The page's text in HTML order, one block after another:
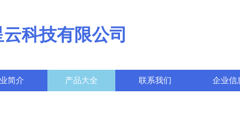
科技有限公司
简介 产品大全 联系我们 企业信